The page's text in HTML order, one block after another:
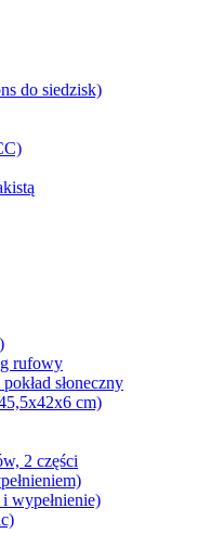
do siedzisk)
rufowy
słoneczny
cm)
2 części
i wypełnienie)